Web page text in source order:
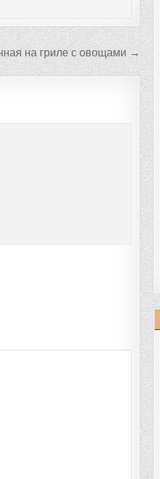
на гриле с овощами →